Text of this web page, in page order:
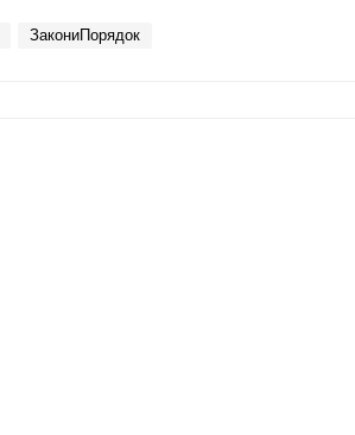
ЗакониПорядок